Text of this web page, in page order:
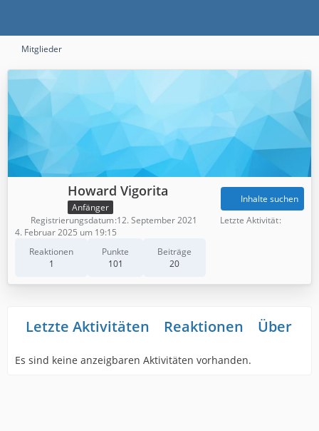
Mitglieder
Howard Vigorita
Anfänger
Reaktionen
1
Punkte
101
Beiträge
20
Inhalte suchen
Registrierungsdatum 12. September 2021
Letzte Aktivität
4. Februar 2025 um 19:15
Letzte Aktivitäten Reaktionen Über
Es sind keine anzeigbaren Aktivitäten vorhanden.